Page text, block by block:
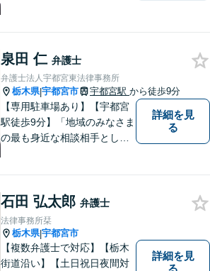
弁護士団体）に所属していま
す。
泉田 仁 弁護士
弁護士法人宇都宮東法律事務所
栃木県|宇都宮市 宇都宮駅 から徒歩9分
【専用駐車場あり】【宇都宮
駅徒歩9分】「地域のみなさま
の最も身近な相談相手として
通事故／遺産相続／借金問題
／企業法務／離婚問題などさ
まざまな分野に力を入れてお
ります。
詳細を見
る
石田 弘太郎 弁護士
法律事務所栞
栃木県|宇都宮市
【複数弁護士で対応】【栃木
街道沿い】【土日祝日夜間対
詳細を見
る